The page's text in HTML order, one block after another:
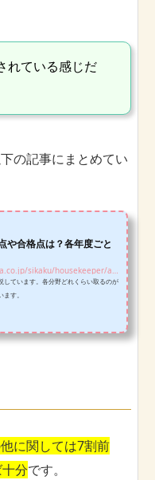
れている感じだ
の記事にまとめてい
や合格点は？各年度ごと
https://www.sikaku-no-iroha.co.jp/sikaku/housekeeper/allocation-hk
しています。各分野どれくらい取るのが
す。
に関しては7割前
分です。